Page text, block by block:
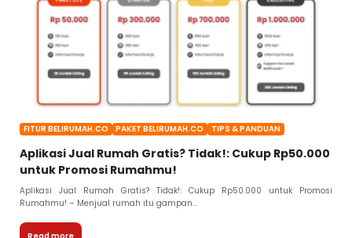
FITUR BELIRUMAH.CO PAKET BELIRUMAH.CO TIPS & PANDUAN
Aplikasi Jual Rumah Gratis? Tidak!: Cukup Rp50.000
untuk Promosi Rumahmu!
Aplikasi Jual Rumah Gratis? Tidak!: Cukup Rp50.000 untuk Promosi
Rumahmu! – Menjual rumah itu gampan...